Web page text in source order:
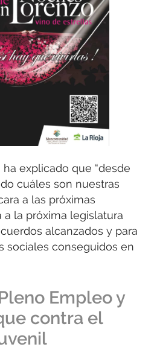
explicado que “desde
cuáles son nuestras
a las próximas
la próxima legislatura
alcanzados y para
sociales conseguidos en
Empleo y
contra el